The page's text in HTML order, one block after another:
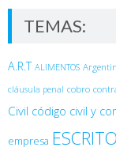
TEMAS:
A.R.T ALIMENTOS
cláusula penal cobro
Civil código civil y
empresa